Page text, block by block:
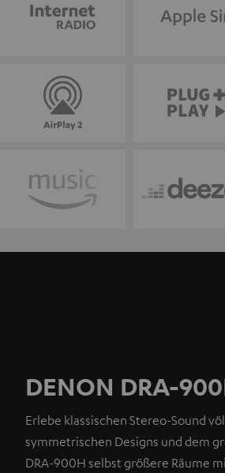
DENON DRA-
Erlebe klassischen Stereo-Sound
symmetrischen Designs und dem
DRA-900H selbst größere Räume